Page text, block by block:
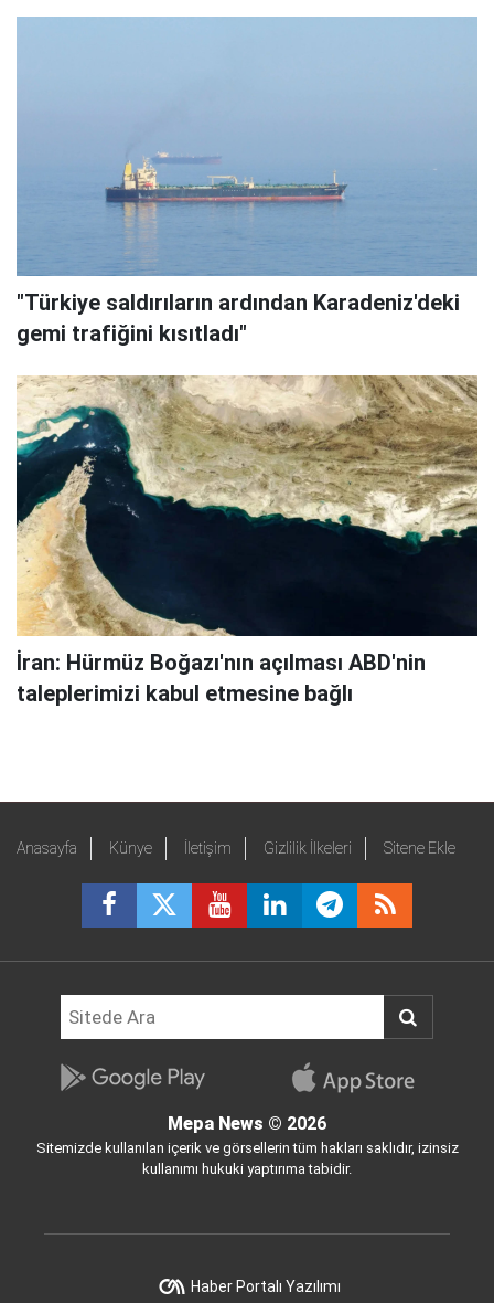
"Türkiye saldırıların ardından Karadeniz'deki
gemi trafiğini kısıtladı"
İran: Hürmüz Boğazı'nın açılması ABD'nin
taleplerimizi kabul etmesine bağlı
Anasayfa Künye İletişim Gizlilik İlkeleri Sitene Ekle
Mepa News © 2026
Sitemizde kullanılan içerik ve görsellerin tüm hakları saklıdır, izinsiz
kullanımı hukuki yaptırıma tabidir.
Haber Portalı Yazılımı